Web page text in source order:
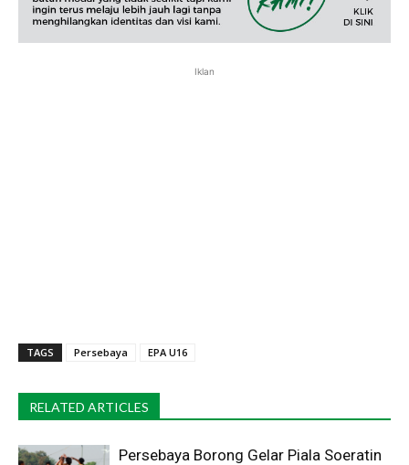
Iklan
TAGS Persebaya EPA U16
RELATED ARTICLES
Persebaya Borong Gelar Piala Soeratin